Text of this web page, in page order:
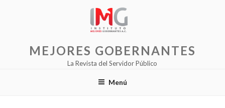
MEJORES GOBERNANTES
La Revista del Servidor Público
Menú